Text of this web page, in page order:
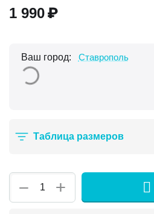
1 990₽
Ваш город: Ставрополь
Таблица размеров
+
−